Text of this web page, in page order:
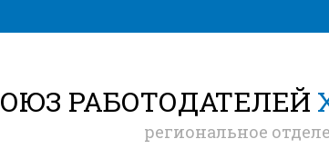
РАБОТОДАТЕЛЕЙ
региональное